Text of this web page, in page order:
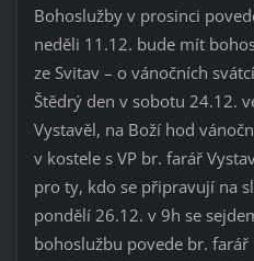
Bohoslužby v prosinci
neděli 11.12. bude mít
ze Svitav – o vánočních
Štědrý den v sobotu 24.12.
Vystavěl, na Boží hod
v kostele s VP br. farář
pro ty, kdo se připravují na
pondělí 26.12. v 9h se
bohoslužbu povede br. farář